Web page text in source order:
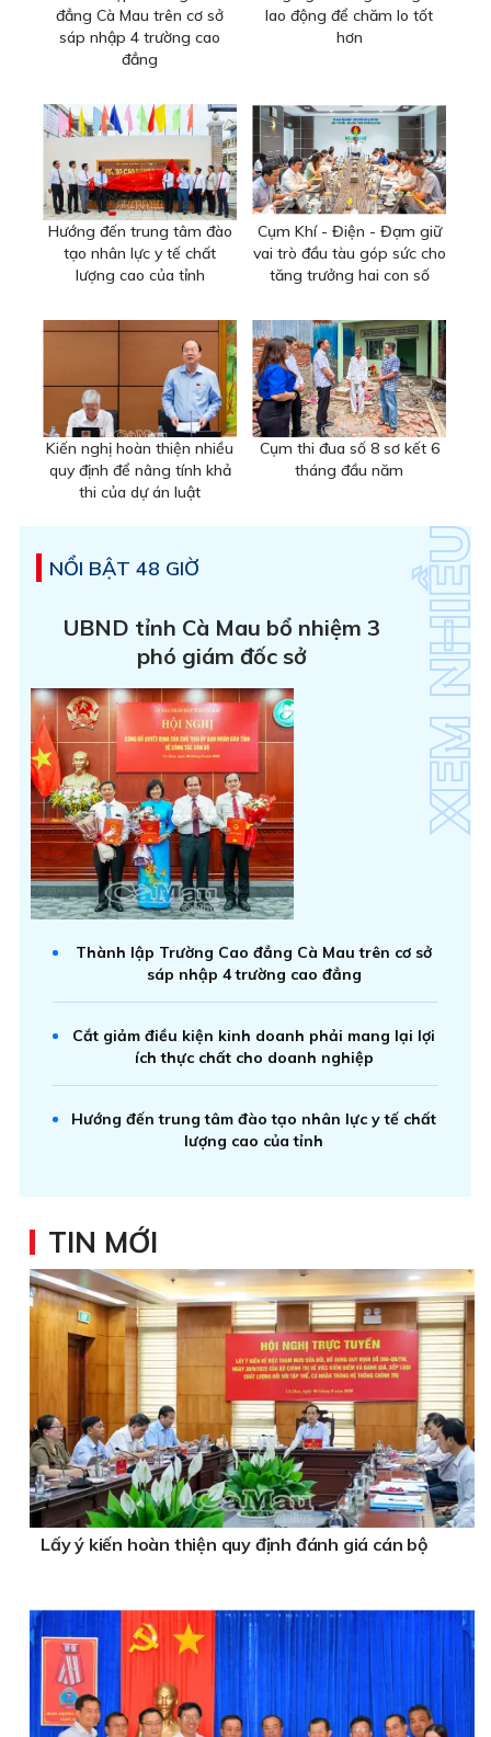
đẳng Cà Mau trên cơ sở
sáp nhập 4 trường cao
đẳng
lao động để chăm lo tốt
hơn
Hướng đến trung tâm đào
tạo nhân lực y tế chất
lượng cao của tỉnh
Cụm Khí - Điện - Đạm giữ
vai trò đầu tàu góp sức cho
tăng trưởng hai con số
Kiến nghị hoàn thiện nhiều
quy định để nâng tính khả
thi của dự án luật
Cụm thi đua số 8 sơ kết 6
tháng đầu năm
NỔI BẬT 48 GIỜ
UBND tỉnh Cà Mau bổ nhiệm 3
phó giám đốc sở
Thành lập Trường Cao đẳng Cà Mau trên cơ sở
sáp nhập 4 trường cao đẳng
Cắt giảm điều kiện kinh doanh phải mang lại lợi
ích thực chất cho doanh nghiệp
Hướng đến trung tâm đào tạo nhân lực y tế chất
lượng cao của tỉnh
TIN MỚI
Lấy ý kiến hoàn thiện quy định đánh giá cán bộ